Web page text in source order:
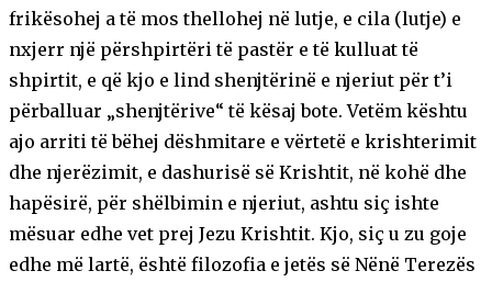
frikësohej a të mos thellohej në lutje, e cila (lutje) e
nxjerr një përshpirtëri të pastër e të kulluat të
shpirtit, e që kjo e lind shenjtërinë e njeriut për t’i
përballuar „shenjtërive“ të kësaj bote. Vetëm kështu
ajo arriti të bëhej dëshmitare e vërtetë e krishterimit
dhe njerëzimit, e dashurisë së Krishtit, në kohë dhe
hapësirë, për shëlbimin e njeriut, ashtu siç ishte
mësuar edhe vet prej Jezu Krishtit. Kjo, siç u zu goje
edhe më lartë, është filozofia e jetës së Nënë Terezës